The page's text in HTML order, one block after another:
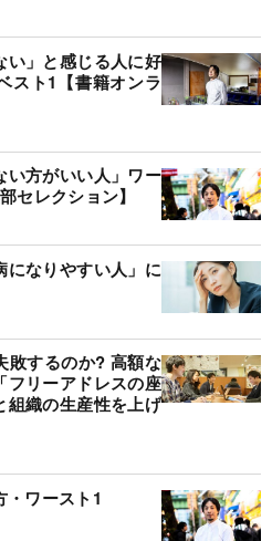
い」と感じる人に好
スト1【書籍オンラ
い方がいい人」ワー
セレクション】
になりやすい人」に
敗するのか? 高額な
フリーアドレスの座
組織の生産性を上げ
・ワースト1